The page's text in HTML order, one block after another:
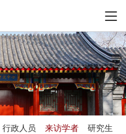
行政人员 来访学者 研究生